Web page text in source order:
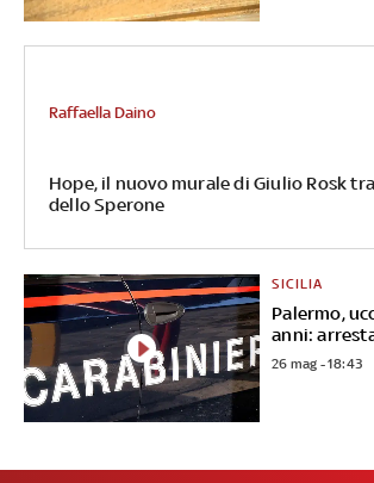
Hope, il nuovo murale di Giulio Rosk
dello Sperone
Raffaella Daino
Palermo,
anni:
SICILIA
26 mag - 18:43